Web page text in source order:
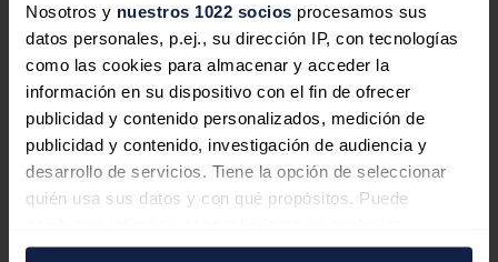
Nosotros y nuestros 1022 socios procesamos sus
datos personales, p.ej., su dirección IP, con tecnologías
como las cookies para almacenar y acceder la
información en su dispositivo con el fin de ofrecer
publicidad y contenido personalizados, medición de
publicidad y contenido, investigación de audiencia y
desarrollo de servicios. Tiene la opción de seleccionar
quién usa sus datos y con qué propósitos. Puede
momento desde la Declaración de cookies o clicando en
una idea de la prevalencia real de la capacidad solar a
pequeña escala en un estado. Aunque California tiene
la mayor capacidad solar a pequeña escala, Hawái
tiene la mayor penetración solar a pequeña escala, con
541 vatios per cápita.
procedido históricamente de centrales térmicas de